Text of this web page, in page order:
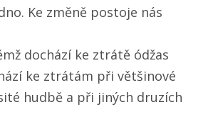
Ke změně postoje nás
dochází ke ztrátě ódžas
ke ztrátám při většinové
hudbě a při jiných druzích